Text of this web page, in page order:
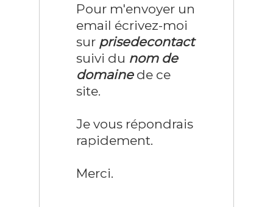
Pour m'envoyer un
email écrivez-moi
sur prisedecontact
suivi du nom de
domainede ce
site.
Je vous répondrais
rapidement.
Merci.